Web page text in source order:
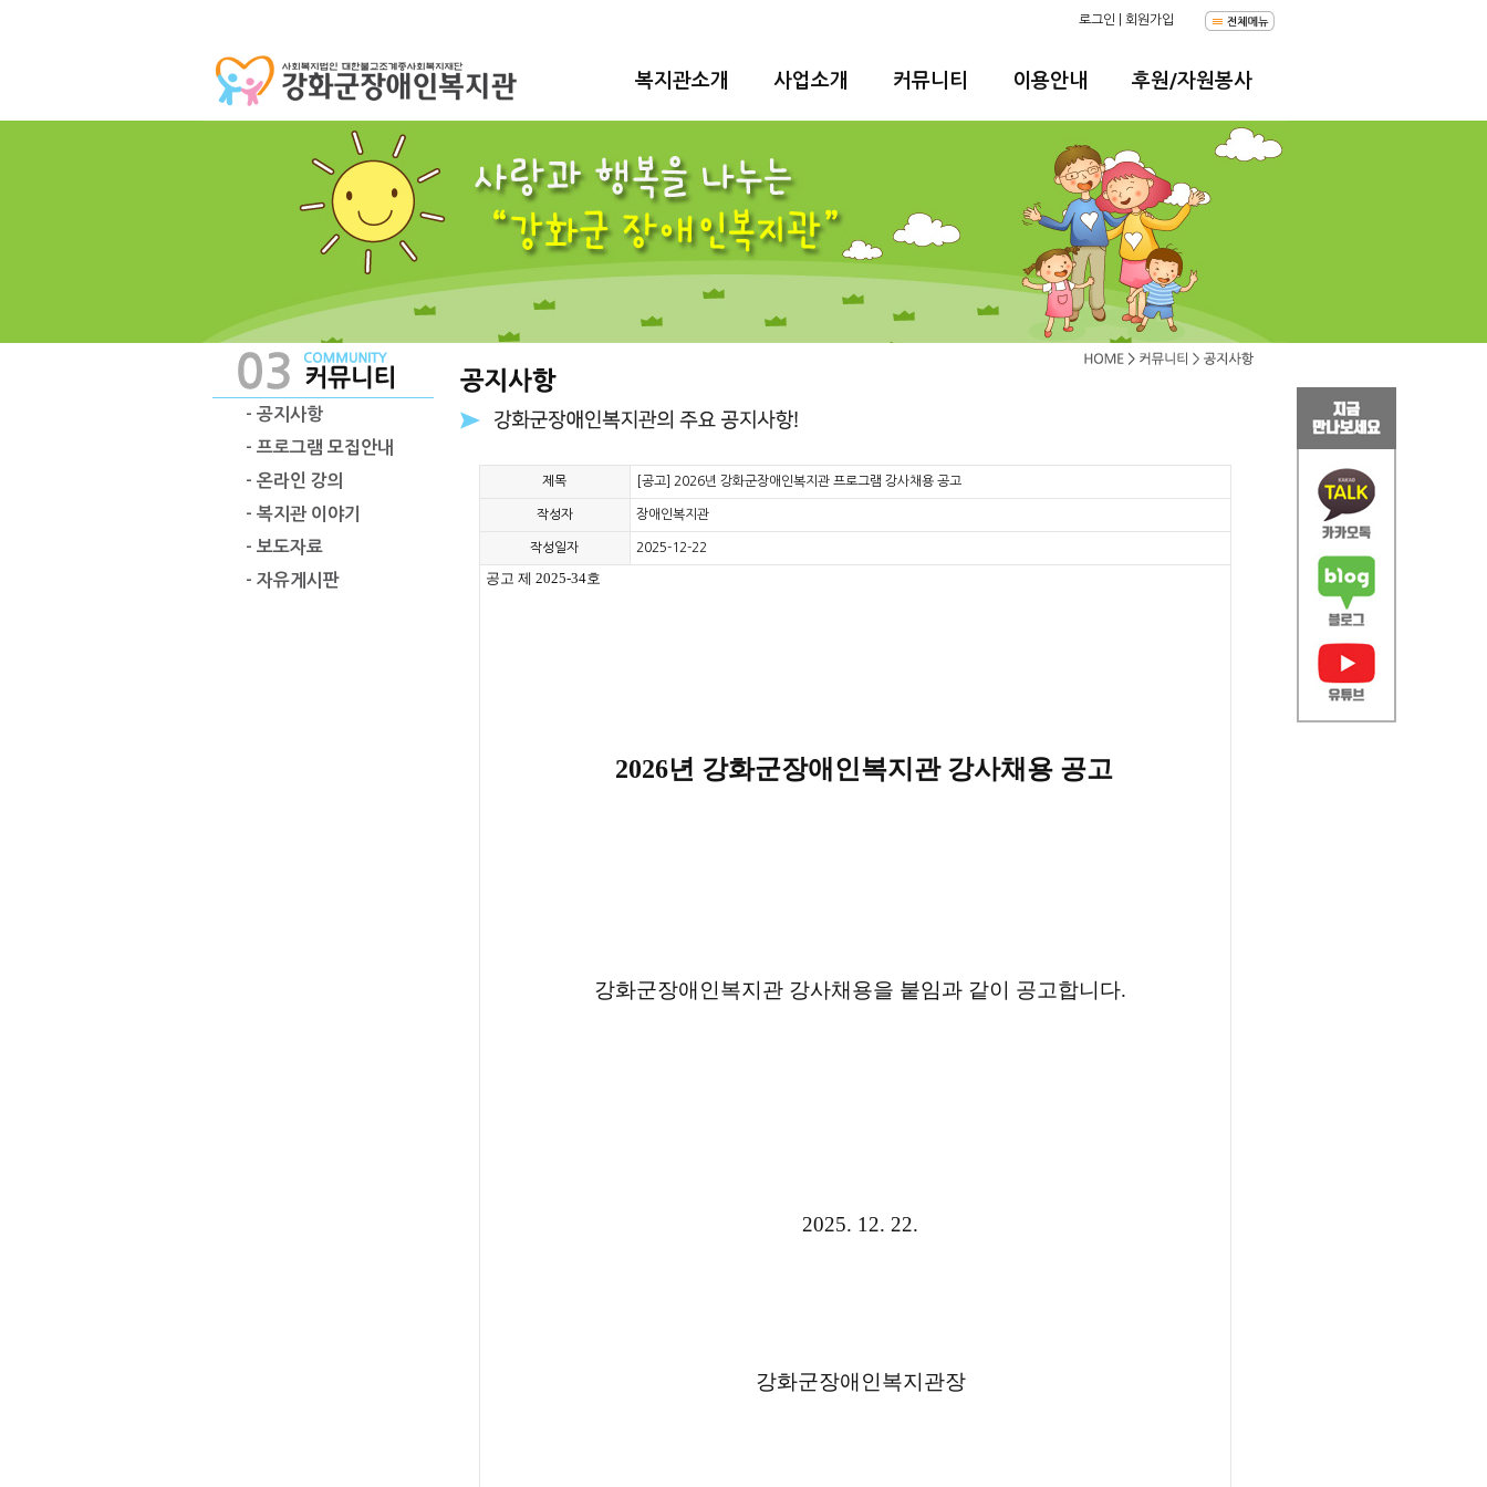
로그인 회원가입
복지관소개 사업소개 커뮤니티 이용안내 후원/자원봉사
- 공지사항
- 프로그램 모집안내
- 온라인 강의
- 복지관 이야기
- 보도자료
- 자유게시판
제목 [공고] 2026년 강화군장애인복지관 프로그램 강사채용 공고
작성자 장애인복지관
작성일자 2025-12-22
공고 제 2025-34호
2026년 강화군장애인복지관 강사채용 공고
강화군장애인복지관 강사채용을 붙임과 같이 공고합니다.
2025. 12. 22.
강화군장애인복지관장